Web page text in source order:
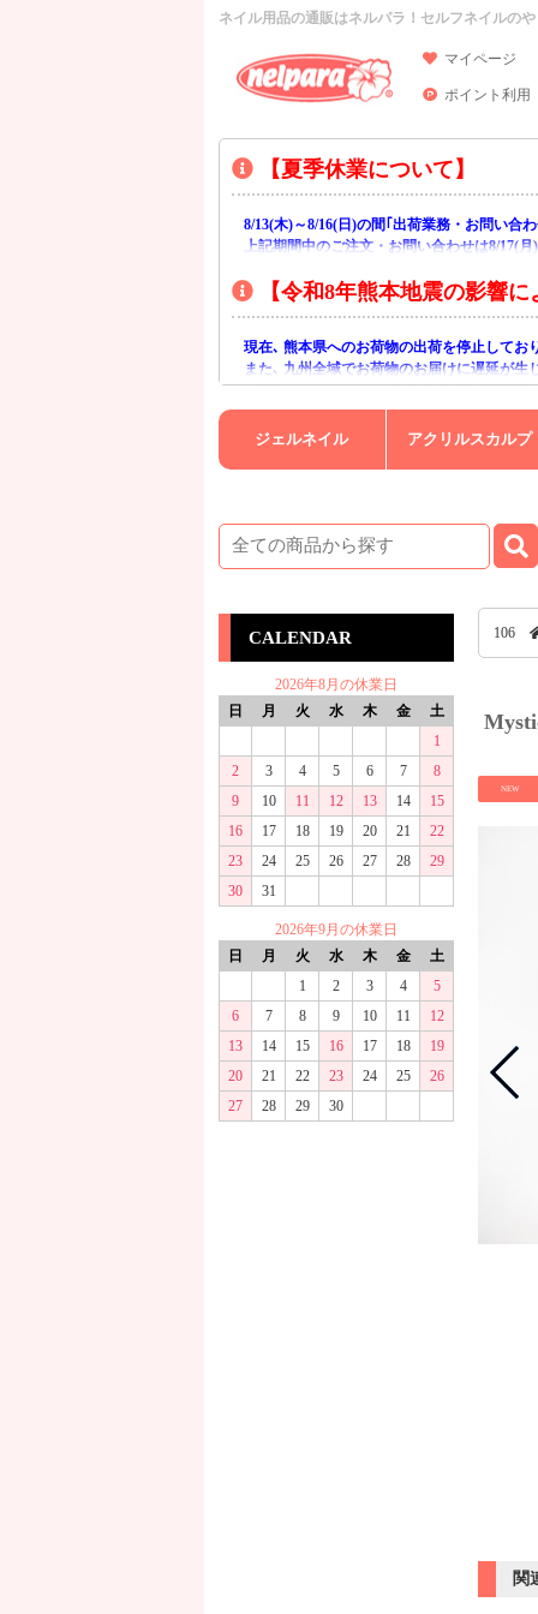
ネイル用品の通販はネルパラ！セルフネイルの
マイページ
ポイント利用
【夏季休業について】
8/13(木)～8/16(日)の間｢出荷業務・お問い合
上記期間中のご注文・お問い合わせは8/17(
【令和8年熊本地震の影響
現在､ 熊本県へのお荷物の出荷を停止してお
また､ 九州全域でお荷物のお届けに遅延が生
ご不便をおかけいたしますが､ 何卒ご理解賜
ジェルネイル アクリルスカルプ
CALENDAR
2026年8月の休業日
日
月 火 水 木 金
土
1
2
3 4 5 6 7
8
9
10 11 12 13 14
15
16
17 18 19 20 21
22
23
24 25 26 27 28
29
30
31
2026年9月の休業日
日
月 火 水 木 金
土
1
2 3 4
5
6
7 8 9 10 11
12
13
14 15 16 17 18
19
20
21 22 23 24 25
26
27
28 29 30
106
NEW
関